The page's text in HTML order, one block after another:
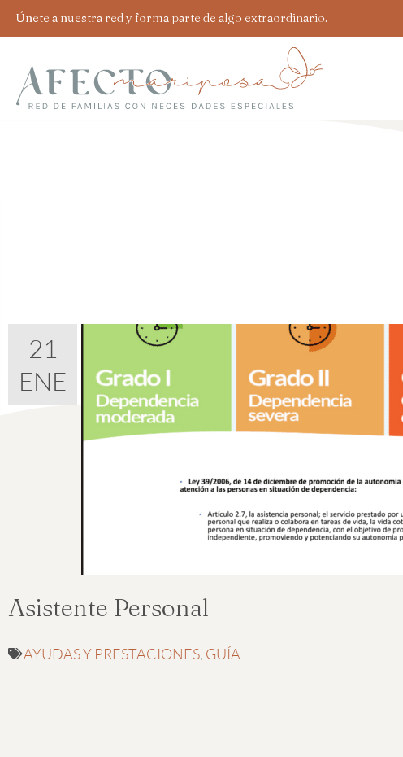
al
Únete a nuestra red y forma parte de algo extraordinario.
21
ENE
Asistente Personal
AYUDAS Y PRESTACIONES, GUÍA